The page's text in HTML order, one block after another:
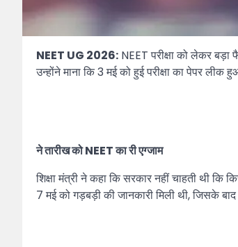
NEET UG 2026: NEET परीक्षा को लेकर
उन्होंने माना कि 3 मई को हुई परीक्षा का पेपर लीक
ने तारीख को NEET का री एग्जाम
शिक्षा मंत्री ने कहा कि सरकार नहीं चाहती थी कि
7 मई को गड़बड़ी की जानकारी मिली थी, जिसके